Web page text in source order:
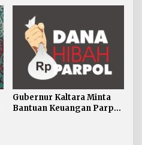
Pemerintah
Gubernur Kaltara Minta
Bantuan Keuangan Parpol